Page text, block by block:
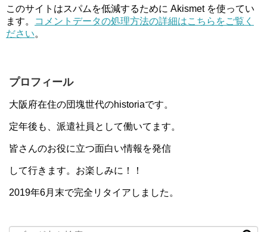
このサイトはスパムを低減するために Akismet を使ってい
ます。
コメントデータの処理方法の詳細はこちらをご覧く
ださい。
プロフィール
大阪府在住の団塊世代のhistoriaです。
定年後も、派遣社員として働いてます。
皆さんのお役に立つ面白い情報を発信
して行きます。お楽しみに！！
2019年6月末で完全リタイアしました。